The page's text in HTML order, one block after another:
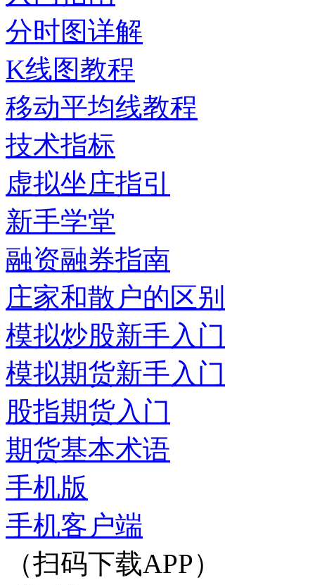
分时图详解
K线图教程
移动平均线教程
技术指标
虚拟坐庄指引
新手学堂
融资融券指南
庄家和散户的区别
模拟炒股新手入门
模拟期货新手入门
股指期货入门
期货基本术语
手机版
手机客户端
（扫码下载APP）